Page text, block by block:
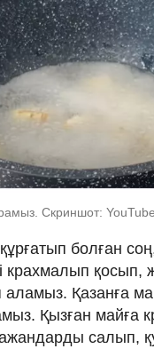
Скриншот:
болған
крахмалып қосып,
Қазанға
Қызған майға
салып,